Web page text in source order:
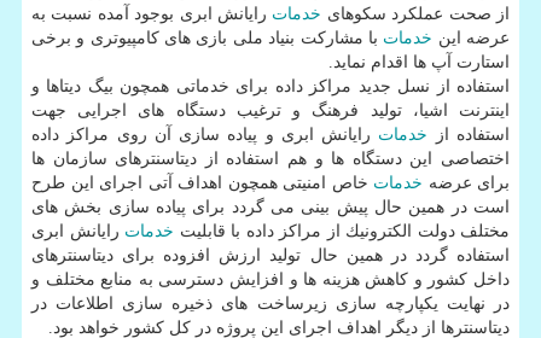
از صحت عملكرد سكوهای خدمات رایانش ابری بوجود آمده نسبت به
عرضه این خدمات با مشاركت بنیاد ملی بازی های كامپیوتری و برخی
استارت آپ ها اقدام نماید.
استفاده از نسل جدید مراكز داده برای خدماتی همچون بیگ دیتاها و
اینترنت اشیا، تولید فرهنگ و ترغیب دستگاه های اجرایی جهت
استفاده از خدمات رایانش ابری و پیاده سازی آن روی مراكز داده
اختصاصی این دستگاه ها و هم استفاده از دیتاسنترهای سازمان ها
برای عرضه خدمات خاص امنیتی همچون اهداف آتی اجرای این طرح
است در همین حال پیش بینی می گردد برای پیاده سازی بخش های
مختلف دولت الكترونیك از مراكز داده با قابلیت خدمات رایانش ابری
استفاده گردد در همین حال تولید ارزش افزوده برای دیتاسنترهای
داخل كشور و كاهش هزینه ها و افزایش دسترسی به منابع مختلف و
در نهایت یكپارچه سازی زیرساخت های ذخیره سازی اطلاعات در
دیتاسنترها از دیگر اهداف اجرای این پروژه در كل كشور خواهد بود.